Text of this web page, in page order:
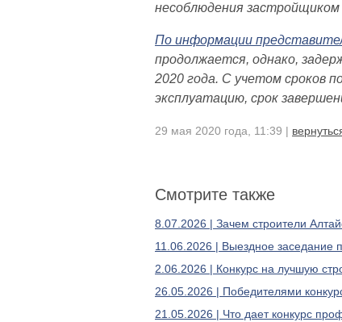
несоблюдения
По информации
продолжается, однако,
2020 года. С учетом сроков
эксплуатацию, срок
29 мая 2020 года, 11:39 |
Смотрите также
8.07.2026 | Зачем строители
11.06.2026 | Выездное заседание
2.06.2026 | Конкурс на лучшую
26.05.2026 | Победителями
21.05.2026 | Что дает конкурс